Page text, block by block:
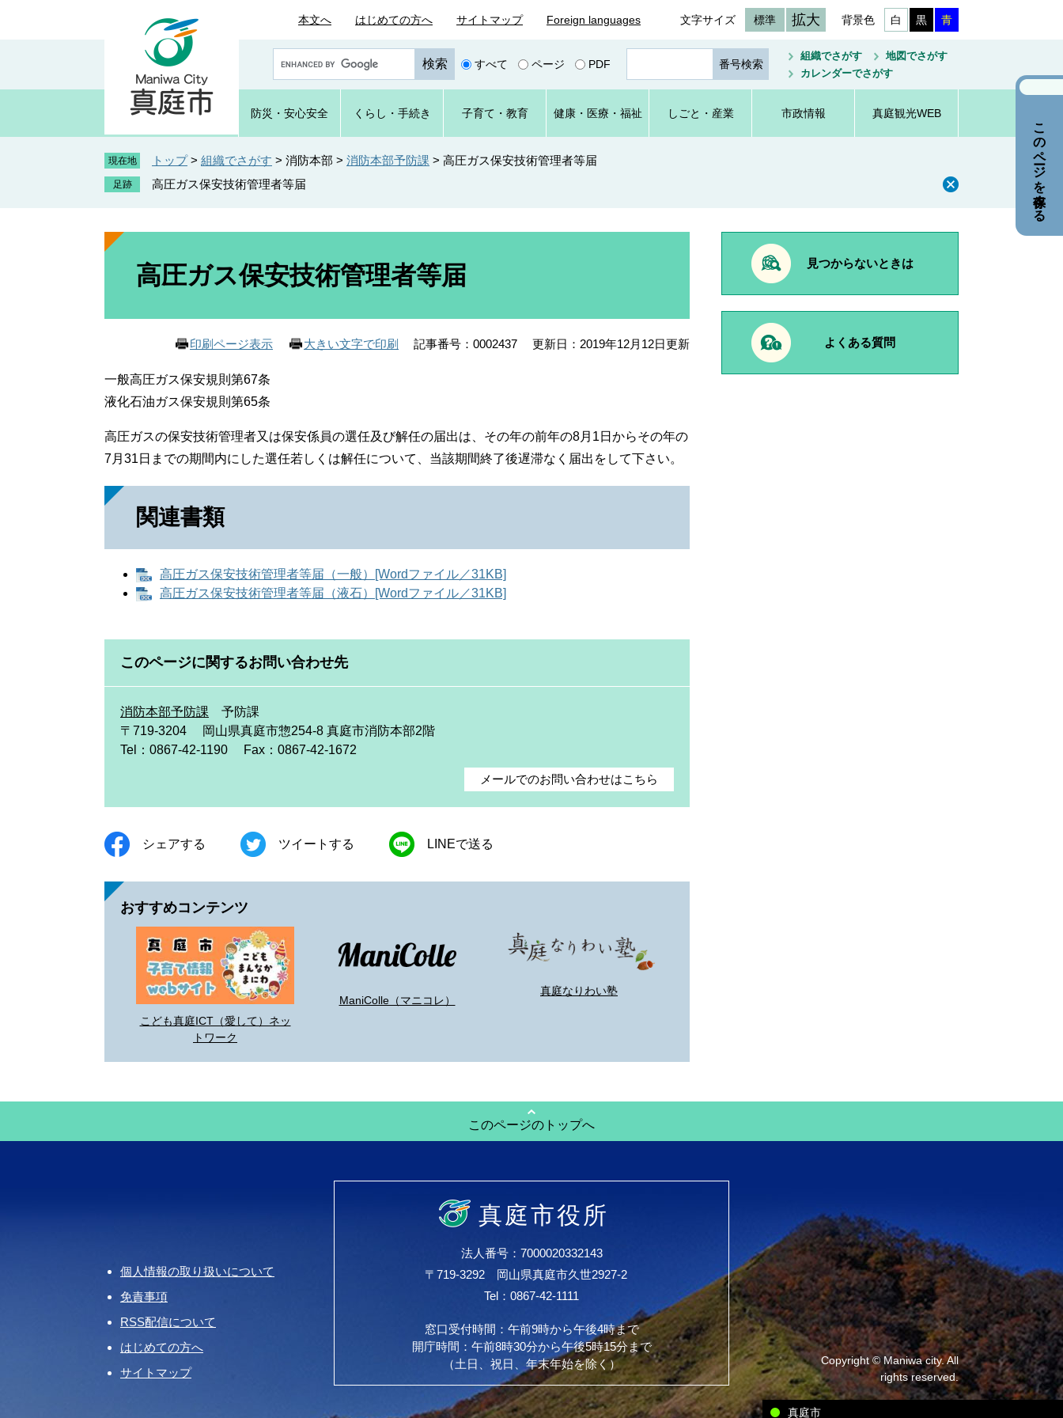
本文へ はじめての方へ サイトマップ Foreign languages 文字サイズ 標準 拡大 背景色 白 黒 青
o
e
カ
タ
すべて ページ PDF
ジ
番
号
を
組織でさがす
地図でさがす
カレンダーでさがす
防災・ 安心安全 くらし ・手続き 子育て ・教育 健康・ 医療・ 福祉 しごと ・産業 市政情報 真庭観光WEB
現在地 トップ > 組織でさがす > 消防本部 > 消防本部予防課 > 高圧ガス保安技術管理者等届
高圧ガス保安技術管理者等届
本
高圧ガス保安技術管理者等届
印刷ページ表示 大きい文字で印刷 記事番号：0002437 更新日：2019年12月12日更新
一般高圧ガス保安規則第67条
液化石油ガス保安規則第65条
高圧ガスの保安技術管理者又は保安係員の選任及び解任の届出は、その年の前年の8月1日からその年の
7月31日までの期間内にした選任若しくは解任について、当該期間終了後遅滞なく届出をして下さい。
関連書類
高圧ガス保安技術管理者等届（一般）[Wordファイル／31KB]
高圧ガス保安技術管理者等届（液石）[Wordファイル／31KB]
このページに関するお問い合わせ先
消防本部予防課
予防課
〒719-3204
岡山県真庭市惣254-8 真庭市消防本部2階
Tel：0867-42-1190
Fax：0867-42-1672
メールでのお問い合わせはこちら
シェアする ツイートする LINEで送る
おすすめコンテンツ
こども真庭ICT（愛して）ネッ
トワーク
ManiColle（マニコレ）
真庭なりわい塾
見つからないときは
よくある質問
このページのトップへ
個人情報の取り扱いについて
免責事項
RSS配信について
はじめての方へ
サイトマップ
真庭市役所
法人番号：7000020332143
〒719-3292 岡山県真庭市久世2927-2
Tel：0867-42-1111
窓口受付時間：午前9時から午後4時まで
開庁時間：午前8時30分から午後5時15分まで
（土日、祝日、年末年始を除く）
Copyright © Maniwa city. All
rights reserved.
このページを保存する